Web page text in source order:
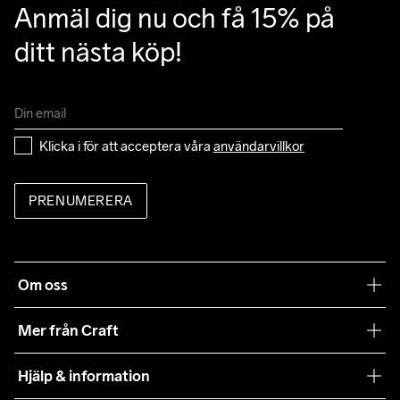
Anmäl dig nu och få 15% på
ditt nästa köp!
Klicka i för att acceptera våra användarvillkor
PRENUMERERA
Om oss
Mer från Craft
Teamwear
Hjälp & information